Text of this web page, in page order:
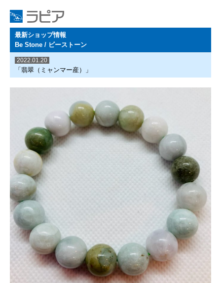
最新ショップ情報
Be Stone / ビーストーン
2022.01.20
「翡翠（ミャンマー産）」